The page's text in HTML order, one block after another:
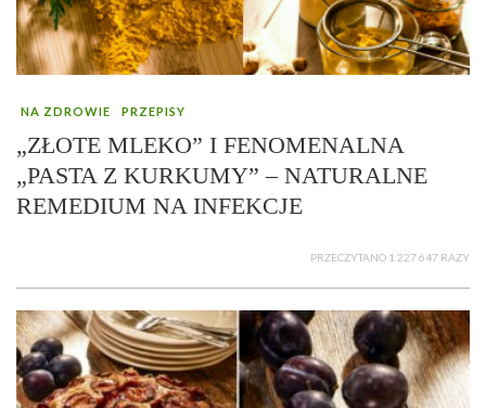
NA ZDROWIE PRZEPISY
„ZŁOTE MLEKO” I FENOMENALNA
„PASTA Z KURKUMY” – NATURALNE
REMEDIUM NA INFEKCJE
PRZECZYTANO 1 227 647 RAZY